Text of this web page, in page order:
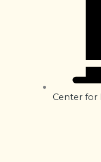
Center for